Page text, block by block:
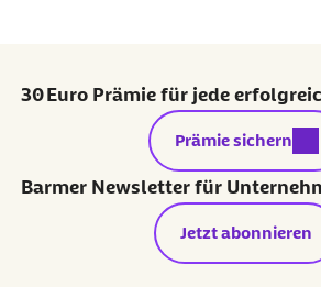
30 Euro Prämie für jede
externer Link:
Prämie sichern
Barmer Newsletter für
Jetzt abonnieren